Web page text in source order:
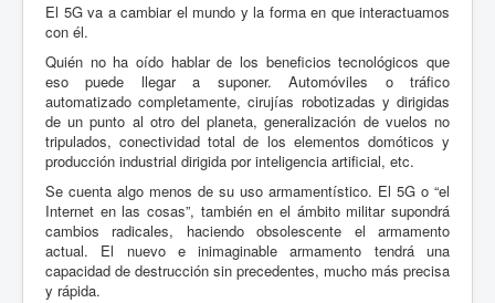
El 5G va a cambiar el mundo y la forma en que interactuamos
con él.
Quién no ha oído hablar de los beneficios tecnológicos que
eso puede llegar a suponer. Automóviles o tráfico
automatizado completamente, cirujías robotizadas y dirigidas
de un punto al otro del planeta, generalización de vuelos no
tripulados, conectividad total de los elementos domóticos y
producción industrial dirigida por inteligencia artificial, etc.
Se cuenta algo menos de su uso armamentístico. El 5G o “el
Internet en las cosas”, también en el ámbito militar supondrá
cambios radicales, haciendo obsolescente el armamento
actual. El nuevo e inimaginable armamento tendrá una
capacidad de destrucción sin precedentes, mucho más precisa
y rápida.